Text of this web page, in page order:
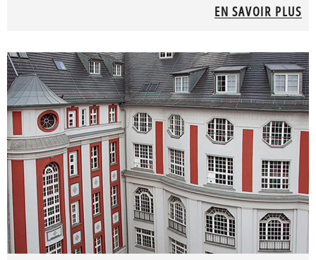
EN SAVOIR PLUS